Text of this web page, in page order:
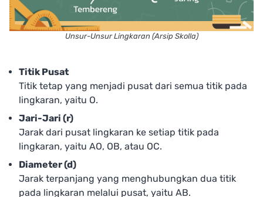
Unsur-Unsur Lingkaran (Arsip Skolla)
Titik Pusat
Titik tetap yang menjadi pusat dari semua titik pada
lingkaran, yaitu O.
Jari-Jari (r)
Jarak dari pusat lingkaran ke setiap titik pada
lingkaran, yaitu AO, OB, atau OC.
Diameter (d)
Jarak terpanjang yang menghubungkan dua titik
pada lingkaran melalui pusat, yaitu AB.